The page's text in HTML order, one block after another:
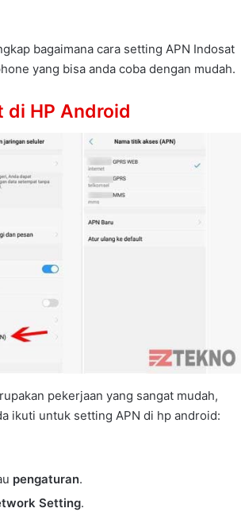
bagaimana cara setting APN Indosat
yang bisa anda coba dengan mudah.
di HP Android
pekerjaan yang sangat mudah,
ikuti untuk setting APN di hp android:
pengaturan.
Setting.